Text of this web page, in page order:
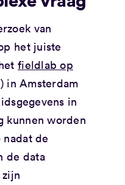
van
het juiste
fieldlab op
in Amsterdam
in
kunnen worden
de
de data